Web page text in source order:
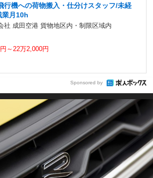
行機への荷物搬入・仕分けスタッフ/未経
業月10h
社 成田空港 貨物地区内・制限区域内
～22万2,000円
Sponsored by